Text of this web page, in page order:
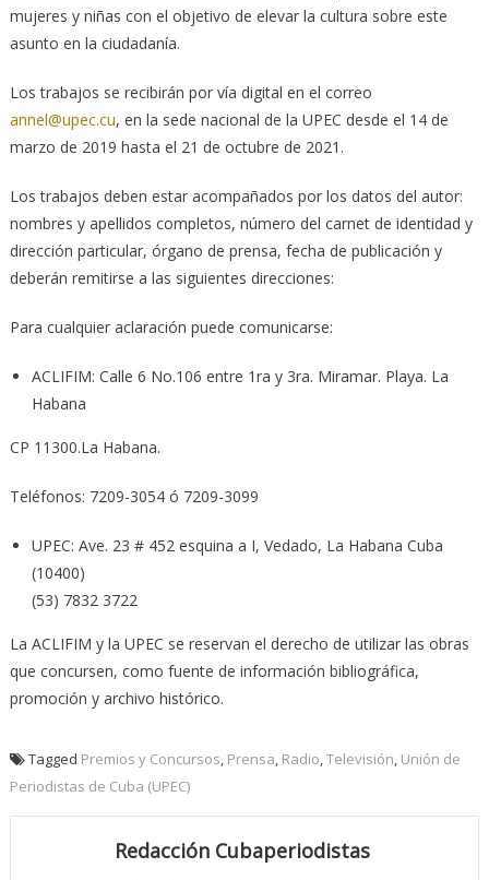
mujeres y niñas con el objetivo de elevar la cultura sobre este
asunto en la ciudadanía.
Los trabajos se recibirán por vía digital en el correo
annel@upec.cu, en la sede nacional de la UPEC desde el 14 de
marzo de 2019 hasta el 21 de octubre de 2021.
Los trabajos deben estar acompañados por los datos del autor:
nombres y apellidos completos, número del carnet de identidad y
dirección particular, órgano de prensa, fecha de publicación y
deberán remitirse a las siguientes direcciones:
Para cualquier aclaración puede comunicarse:
ACLIFIM: Calle 6 No.106 entre 1ra y 3ra. Miramar. Playa. La
Habana
CP 11300.La Habana.
Teléfonos: 7209-3054 ó 7209-3099
UPEC: Ave. 23 # 452 esquina a I, Vedado, La Habana Cuba
(10400)
(53) 7832 3722
La ACLIFIM y la UPEC se reservan el derecho de utilizar las obras
que concursen, como fuente de información bibliográfica,
promoción y archivo histórico.
Tagged Premios y Concursos Prensa Radio Televisión Unión de
Periodistas de Cuba (UPEC)
Redacción Cubaperiodistas